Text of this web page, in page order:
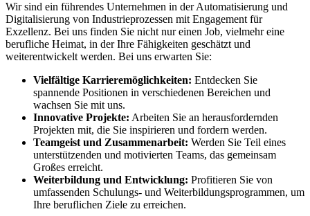
Wir sind ein führendes Unternehmen in der Automatisierung und
Digitalisierung von Industrieprozessen mit Engagement für
Exzellenz. Bei uns finden Sie nicht nur einen Job, vielmehr eine
berufliche Heimat, in der Ihre Fähigkeiten geschätzt und
weiterentwickelt werden. Bei uns erwarten Sie:
Vielfältige Karrieremöglichkeiten: Entdecken Sie
spannende Positionen in verschiedenen Bereichen und
wachsen Sie mit uns.
Innovative Projekte: Arbeiten Sie an herausfordernden
Projekten mit, die Sie inspirieren und fordern werden.
Teamgeist und Zusammenarbeit: Werden Sie Teil eines
unterstützenden und motivierten Teams, das gemeinsam
Großes erreicht.
Weiterbildung und Entwicklung: Profitieren Sie von
umfassenden Schulungs- und Weiterbildungsprogrammen, um
Ihre beruflichen Ziele zu erreichen.